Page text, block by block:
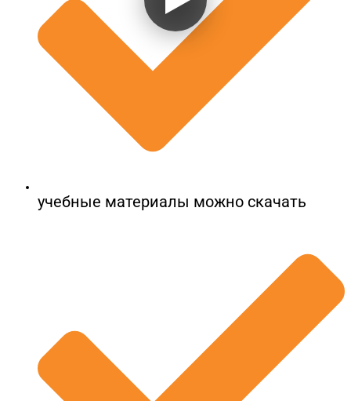
учебные материалы можно скачать